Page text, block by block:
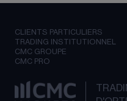
CLIENTS PARTICULIERS
TRADING INSTITUTIONNEL
CMC GROUPE
CMC PRO